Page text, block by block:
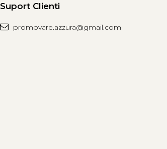
Suport Clienti
promovare.azzura@gmail.com